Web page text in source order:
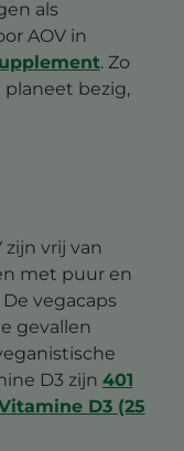
als
AOV in
. Zo
bezig,
zijn vrij van
met puur en
vegacaps
gevallen
D3 zijn 401
D3 (25